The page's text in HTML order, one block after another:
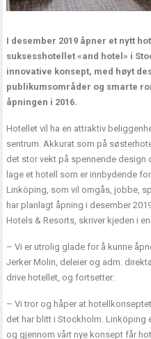
I desember 2019 åpner et nytt
suksesshotellet «and hotel» i
innovative konsept, med høyt
publikumsområder og smarte
åpningen i 2016.
Hotellet vil ha en attraktiv
sentrum. Akkurat som på
det stor vekt på spennende design
lage et hotell som er innbydende
Linköping, som vil omgås, jobbe,
har planlagt åpning i desember
Hotels & Resorts, skriver kjeden i
– Vi er utrolig glade for å kunne
Jerker Molin, deleier og adm.
drive hotellet, og fortsetter:
– Vi tror og håper at
det har blitt i Stockholm. Linköping
og gjennom vårt nye konsept får